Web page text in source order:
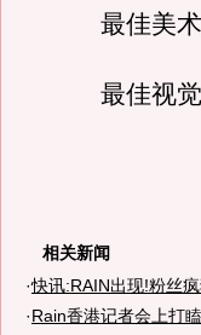
最佳美术
最佳视觉
相关新闻
·快讯:RAIN出现!粉丝
·Rain香港记者会上打